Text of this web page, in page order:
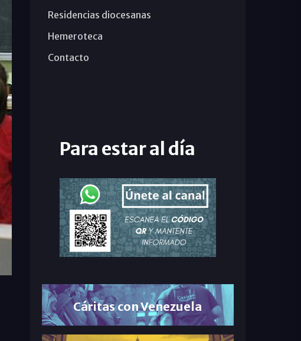
Residencias diocesanas
Hemeroteca
Contacto
Para estar al día
Cáritas con Venezuela